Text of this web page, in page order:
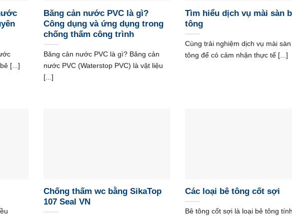
[...]
Băng cản nước PVC là gì?
Công dụng và ứng dụng trong
chống thấm công trình
Băng cản nước PVC là gì? Băng cản
nước PVC (Waterstop PVC) là vật liệu
[...]
Tìm hiểu dịch vụ mài sàn
tông
Cùng trải nghiệm dịch vụ mài
tông để có cảm nhận thực tế [...]
Chống thấm wc bằng SikaTop
107 Seal VN
Các loại bê tông cốt sợi
Bê tông cốt sợi là loại bê tông tính